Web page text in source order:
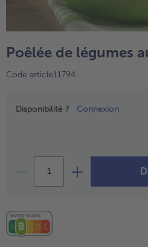
TousPlats cuisinés
Boulangerie &
TousBoulangerie &
TousEntrées, Apéritifs &
Produits non
TousProduits non
Poêlée de légumes
Code article11794
Prix
Disponibilité ? Connexion